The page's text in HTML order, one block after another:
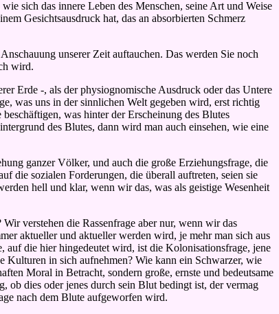
sich das innere Leben des Menschen, seine Art und Weise
Gesichtsausdruck hat, das an absorbierten Schmerz
unserer Zeit auftauchen. Das werden Sie noch
wird.
Erde -, als der physiognomische Ausdruck oder das Untere
was uns in der sinnlichen Welt gegeben wird, erst richtig
was hinter der Erscheinung des Blutes
des Blutes, dann wird man auch einsehen, wie eine
ganzer Völker, und auch die große Erziehungsfrage, die
die sozialen Forderungen, die überall auftreten, seien sie
hell und klar, wenn wir das, was als geistige Wesenheit
verstehen die Rassenfrage aber nur, wenn wir das
aktueller und aktueller werden wird, je mehr man sich aus
auf die hier hingedeutet wird, ist die Kolonisationsfrage, jene
in sich aufnehmen? Wie kann ein Schwarzer, wie
Moral in Betracht, sondern große, ernste und bedeutsame
dies oder jenes durch sein Blut bedingt ist, der vermag
nach dem Blute aufgeworfen wird.